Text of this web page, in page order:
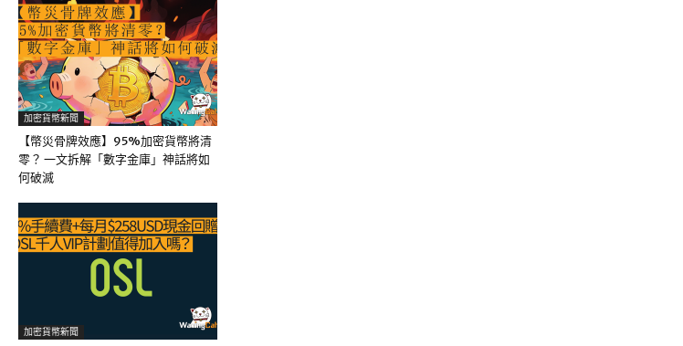
加密貨幣新聞
【幣災骨牌效應】95%加密貨幣將清
零？ 一文拆解「數字金庫」神話將如
何破滅
加密貨幣新聞